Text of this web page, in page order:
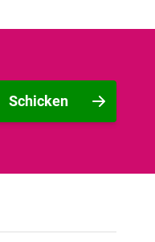
Schicken